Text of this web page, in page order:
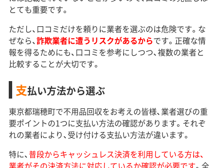
とても重要です。
ただし、口コミだけを頼りに業者を選ぶのは危険です。な
ぜなら、詐欺業者に遭うリスクがあるからです。正確な情
報を得るためにも、口コミを参考にしつつ、複数の業者と
比較することが大切です。
支払い方法から選ぶ
東京都瑞穂町で不用品回収をお考えの皆様、業者選びの重
要ポイントの1つに支払い方法の確認があります。それぞ
れの業者により、受け付ける支払い方法が違います。
特に、普段からキャッシュレス決済を利用している方は、
業者がその決済方法に対応しているか確認が必要です。全